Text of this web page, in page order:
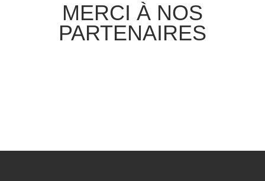
MERCI À NOS
PARTENAIRES